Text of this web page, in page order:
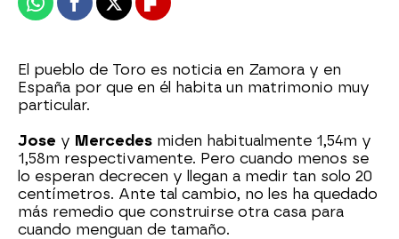
WhatsappFacebook
X Flipboard
El pueblo de Toro es noticia en Zamora y en
España por que en él habita un matrimonio muy
particular.
Jose y Mercedes miden habitualmente 1,54m y
1,58m respectivamente. Pero cuando menos se
lo esperan decrecen y llegan a medir tan solo 20
centímetros. Ante tal cambio, no les ha quedado
más remedio que construirse otra casa para
cuando menguan de tamaño.